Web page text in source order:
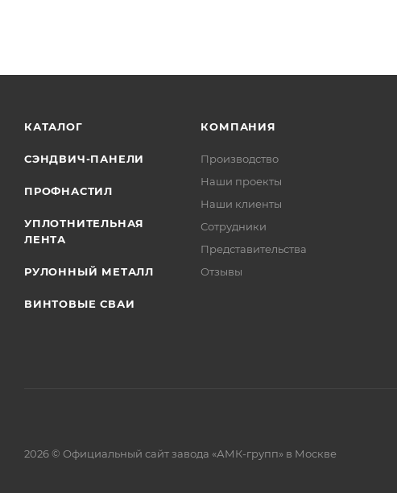
КАТАЛОГ
СЭНДВИЧ-ПАНЕЛИ
ПРОФНАСТИЛ
УПЛОТНИТЕЛЬНАЯ
ЛЕНТА
РУЛОННЫЙ МЕТАЛЛ
ВИНТОВЫЕ СВАИ
КОМПАНИЯ
Производство
Наши проекты
Наши клиенты
Сотрудники
Представительства
Отзывы
2026 © Официальный сайт завода «АМК-групп» в Москве